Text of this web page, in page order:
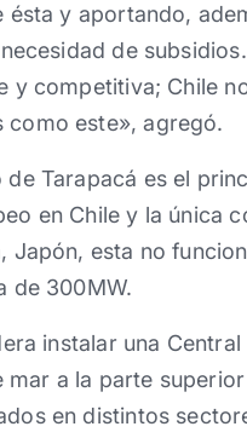
y aportando,
de
y competitiva; Chile
este», agregó.
de Tarapacá es el
en Chile y la única
Japón, esta no
de 300MW.
instalar una
mar a la parte
en distintos